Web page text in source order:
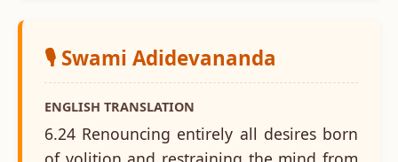
🎙️ Swami Adidevananda
ENGLISH TRANSLATION
6.24 Renouncing entirely all desires born